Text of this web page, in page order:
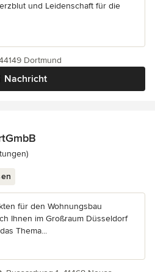
und Leidenschaft für die
Nachricht
Dortmund
5 von 5 Sternen
für den Wohnungsbau
Ihnen im Großraum Düsseldorf
Thema...